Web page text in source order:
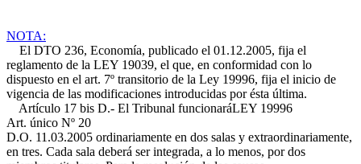
NOTA:
El DTO 236, Economía, publicado el 01.12.2005, fija el
reglamento de la LEY 19039, el que, en conformidad con lo
dispuesto en el art. 7º transitorio de la Ley 19996, fija el inicio de
vigencia de las modificaciones introducidas por ésta última.
Artículo 17 bis D.- El Tribunal funcionaráLEY 19996
Art. único Nº 20
D.O. 11.03.2005 ordinariamente en dos salas y extraordinariamente,
en tres. Cada sala deberá ser integrada, a lo menos, por dos